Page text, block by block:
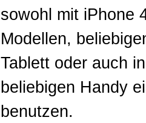
sowohl mit iPhone
Modellen,
Tablett oder auch
beliebigen Handy
benutzen.